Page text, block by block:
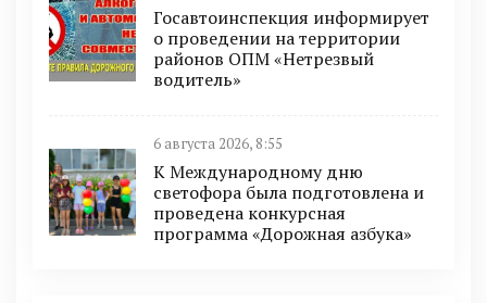
Госавтоинспекция информирует
о проведении на территории
районов ОПМ «Нетрезвый
водитель»
6 августа 2026, 8:55
К Международному дню
светофора была подготовлена и
проведена конкурсная
программа «Дорожная азбука»